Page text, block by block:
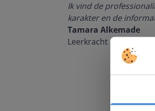
Ik vind de
karakter en de
Tamara Alkemade
Leerkracht / ICT-